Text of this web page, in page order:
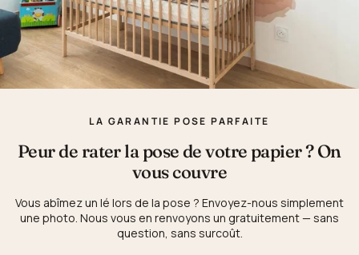
LA GARANTIE POSE PARFAITE
Peur de rater la pose de votre papier ? On
vous couvre
Vous abîmez un lé lors de la pose ? Envoyez-nous simplement
une photo. Nous vous en renvoyons un gratuitement — sans
question, sans surcoût.